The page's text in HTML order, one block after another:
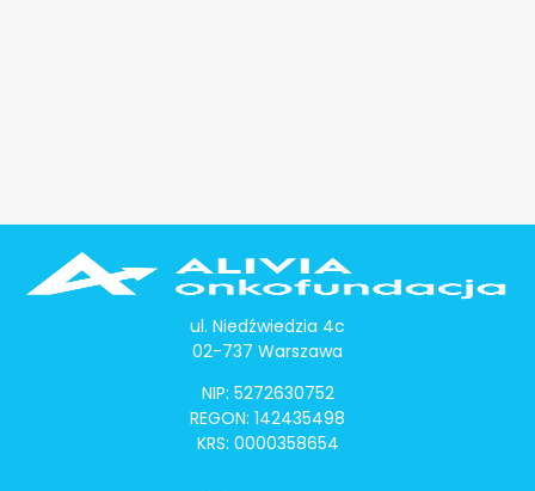
ul. Niedźwiedzia 4c
02-737 Warszawa
NIP: 5272630752
REGON: 142435498
KRS: 0000358654